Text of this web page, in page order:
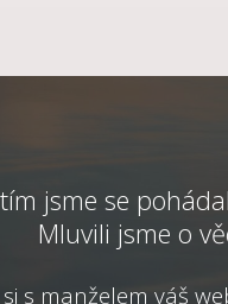
jsme se
Mluvili jsme o
si s manželem váš